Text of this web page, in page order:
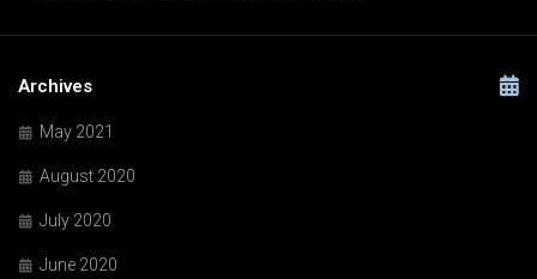
Archives
May 2021
August 2020
July 2020
June 2020